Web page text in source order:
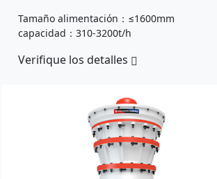
Tamaño alimentación：≤1600mm
capacidad：310-3200t/h
Verifique los detalles